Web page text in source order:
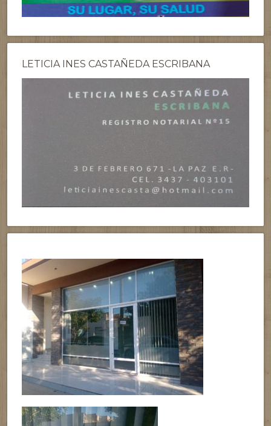
LETICIA INES CASTAÑEDA ESCRIBANA